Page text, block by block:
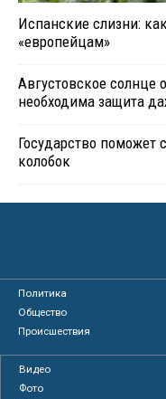
Испанские слизни:
«европейцам»
Августовское солнце
необходима защита
Государство поможет
колобок
Политика
Общество
Происшествия
Видео
Фото